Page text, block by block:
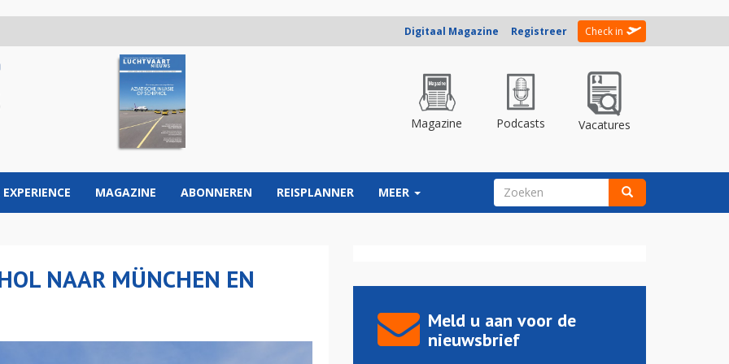
Digitaal Magazine Registreer Check in
Magazine Podcasts Vacatures
EXPERIENCE MAGAZINE ABONNEREN REISPLANNER MEER ZOEKVELD
NAAR MÜNCHEN EN
Meld u aan voor de
nieuwsbrief